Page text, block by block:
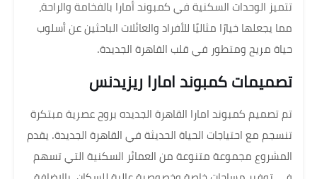
تتميز الوحدات السكنية في كمبوند أمارا بالفخامة والراحة،
مما يجعلها خيارًا مثاليًا للأفراد والعائلات الباحثين عن أسلوب
حياة مريح ومتطور في قلب القاهرة الجديدة.
تصميمات كمبوند امارا ريزيدنس
تم تصميم كمبوند امارا القاهرة الجديده بروح عصرية مبتكرة
تنسجم مع احتياجات الحياة الحديثة في القاهرة الجديدة. يقدم
المشروع مجموعة متنوعة من العمائر السكنية التي تسهم